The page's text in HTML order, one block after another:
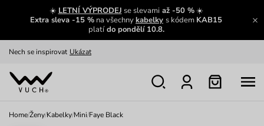
☀️ LETNÍ VÝPRODEJ se slevamiaž -50 %☀️
Extra sleva -15 % na všechnykabelky s kódem KAB15
platído pondělí 10.8.
Výměna a vrácení zdarma Zobrazit
Prohlédnout
Nech se inspirovat Ukázat
Home/Ženy/Kabelky/Mini/Faye Black